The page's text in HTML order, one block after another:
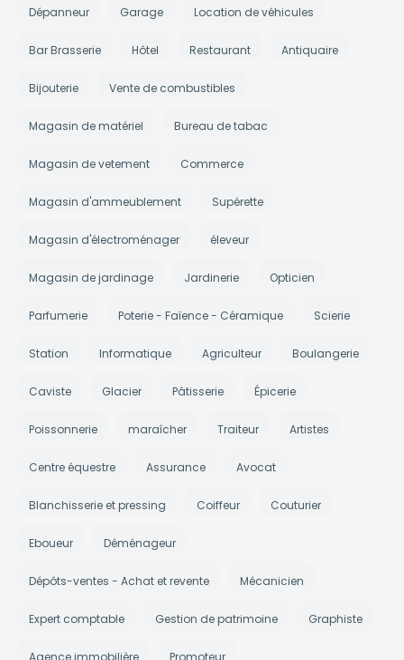
Dépanneur Garage Location de véhicules
Bar Brasserie Hôtel Restaurant Antiquaire
Bijouterie Vente de combustibles
Magasin de matériel Bureau de tabac
Magasin de vetement Commerce
Magasin d'ammeublement Supérette
Magasin d'électroménager éleveur
Magasin de jardinage Jardinerie Opticien
Parfumerie Poterie - Faïence - Céramique Scierie
Station Informatique Agriculteur Boulangerie
Caviste Glacier Pâtisserie Épicerie
Poissonnerie maraîcher Traiteur Artistes
Centre équestre Assurance Avocat
Blanchisserie et pressing Coiffeur Couturier
Eboueur Déménageur
Dépôts-ventes - Achat et revente Mécanicien
Expert comptable Gestion de patrimoine Graphiste
Agence immobilière Promoteur